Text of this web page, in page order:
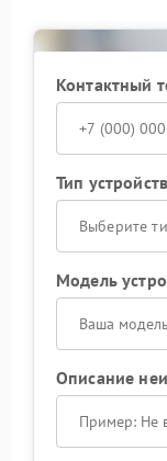
Раннее
поломок. Не
сохранить
Контактный
Тип
Выберите
Модель
Описание